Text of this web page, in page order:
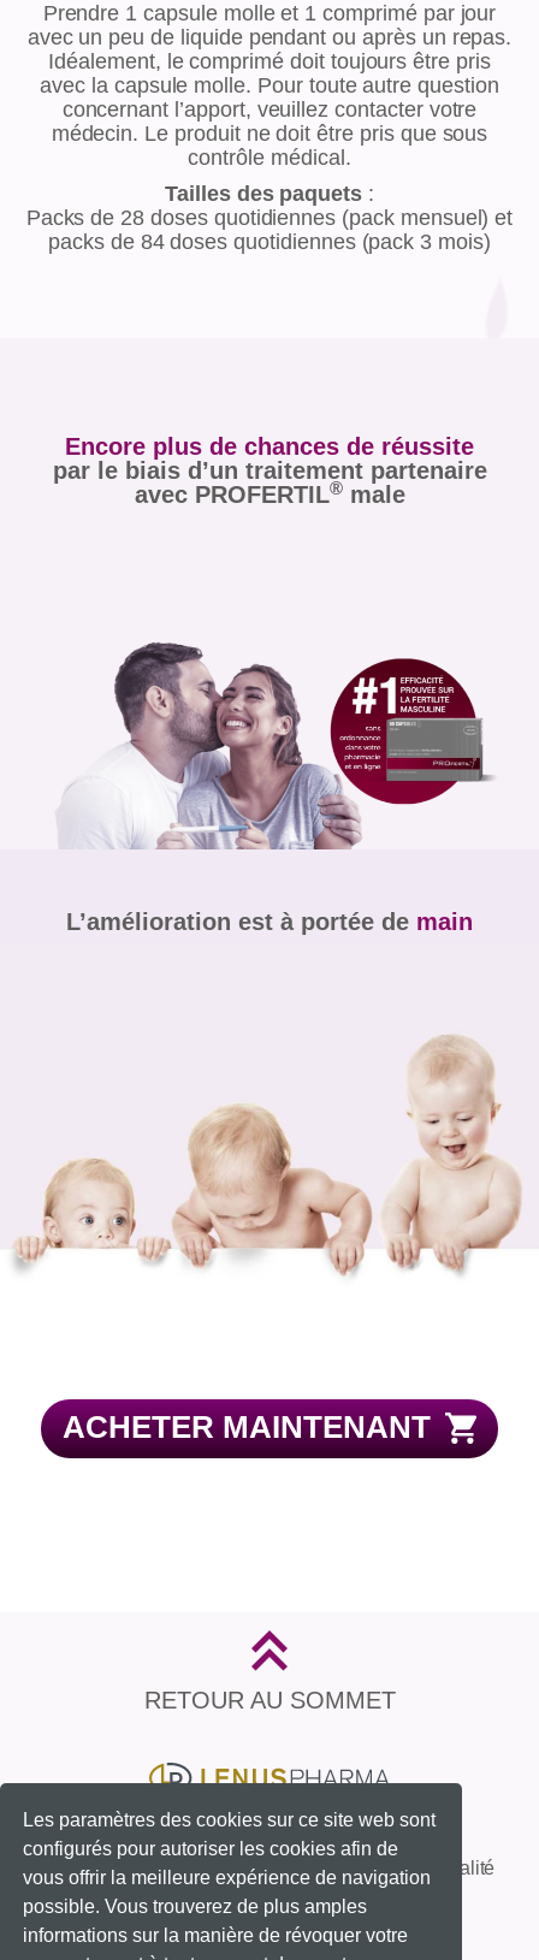
Les paramètres des cookies sur ce site web sont
configurés pour autoriser les cookies afin de
vous offrir la meilleure expérience de navigation
possible. Vous trouverez de plus amples
informations sur la manière de révoquer votre
Prendre 1 capsule molle et 1 comprimé par jour
avec un peu de liquide pendant ou après un repas.
Idéalement, le comprimé doit toujours être pris
avec la capsule molle. Pour toute autre question
concernant l’apport, veuillez contacter votre
médecin. Le produit ne doit être pris que sous
contrôle médical.
Tailles des paquets :
Packs de 28 doses quotidiennes (pack mensuel) et
packs de 84 doses quotidiennes (pack 3 mois)
Encore plus de chances de réussite
par le biais d’un traitement partenaire
avec PROFERTIL®male
L’amélioration est à portée de main
ACHETER MAINTENANT
RETOUR AU SOMMET
Contact Imprimer Politique de confidentialité